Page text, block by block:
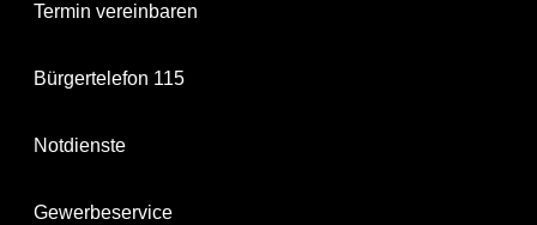
Termin vereinbaren
Bürgertelefon 115
Notdienste
Gewerbeservice